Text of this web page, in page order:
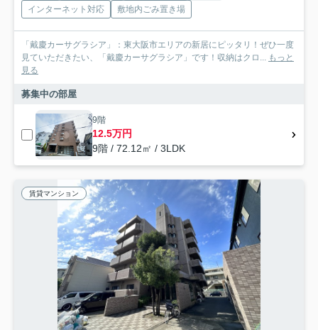
インターネット対応
敷地内ごみ置き場
「戴慶カーサグラシア」：東大阪市エリアの新居にピッタリ！ぜひ一度
見ていただきたい、「戴慶カーサグラシア」です！収納はクロ... もっと
見る
募集中の部屋
9階
12.5万円
9階 / 72.12㎡ / 3LDK
賃貸マンション